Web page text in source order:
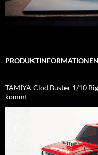
PRODUKTINFORMATIONEN
TAMIYA Clod Buster 1/10
kommt